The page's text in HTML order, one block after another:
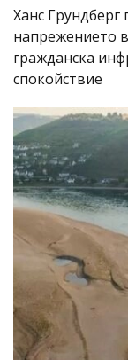
Ханс Грундберг
напрежението
гражданска
спокойствие